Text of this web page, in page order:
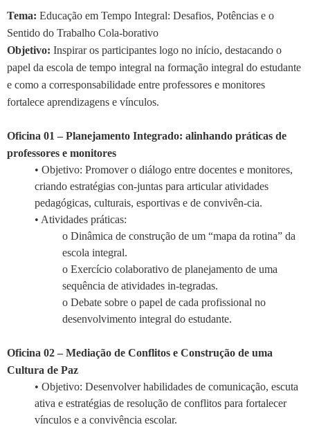
Tema: Educação em Tempo Integral: Desafios, Potências e o
Sentido do Trabalho Cola-borativo
Objetivo: Inspirar os participantes logo no início, destacando o
papel da escola de tempo integral na formação integral do estudante
e como a corresponsabilidade entre professores e monitores
fortalece aprendizagens e vínculos.
Oficina 01 – Planejamento Integrado: alinhando práticas de
professores e monitores
• Objetivo: Promover o diálogo entre docentes e monitores,
criando estratégias con-juntas para articular atividades
pedagógicas, culturais, esportivas e de convivên-cia.
• Atividades práticas:
o Dinâmica de construção de um “mapa da rotina” da
escola integral.
o Exercício colaborativo de planejamento de uma
sequência de atividades in-tegradas.
o Debate sobre o papel de cada profissional no
desenvolvimento integral do estudante.
Oficina 02 – Mediação de Conflitos e Construção de uma
Cultura de Paz
• Objetivo: Desenvolver habilidades de comunicação, escuta
ativa e estratégias de resolução de conflitos para fortalecer
vínculos e a convivência escolar.